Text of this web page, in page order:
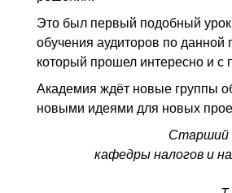
Это был первый подобный
обучения аудиторов по данной
который прошел интересно и с
Академия ждёт новые группы
новыми идеями для новых
Старший
кафедры налогов и